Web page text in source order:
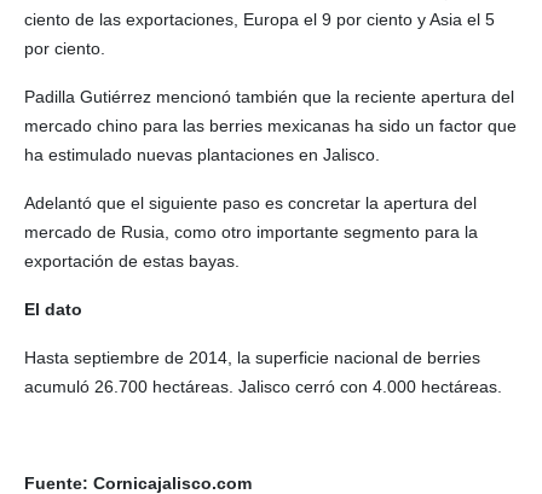
ciento de las exportaciones, Europa el 9 por ciento y Asia el 5
por ciento.
Padilla Gutiérrez mencionó también que la reciente apertura del
mercado chino para las berries mexicanas ha sido un factor que
ha estimulado nuevas plantaciones en Jalisco.
Adelantó que el siguiente paso es concretar la apertura del
mercado de Rusia, como otro importante segmento para la
exportación de estas bayas.
El dato
Hasta septiembre de 2014, la superficie nacional de berries
acumuló 26.700 hectáreas. Jalisco cerró con 4.000 hectáreas.
Fuente: Cornicajalisco.com